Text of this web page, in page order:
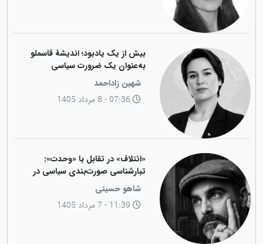
بیش از یک یادبود؛ اندیشهٔ قاسملو
به‌عنوان یک ضرورت سیاسی
شهین زاداحمد
«ائتلاف» در تقابل با «وحدت»:
تبارشناسی صورت‌بندی سیاسی در
جامعه کوردی
شاهو حسینی